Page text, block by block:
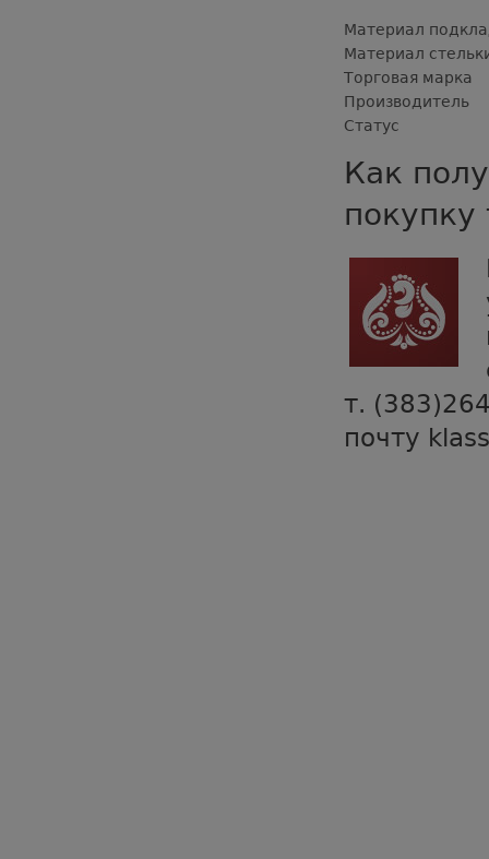
Материал
Материал
Торговая марка
Производитель
Статус
Как
покупку
т.
почту